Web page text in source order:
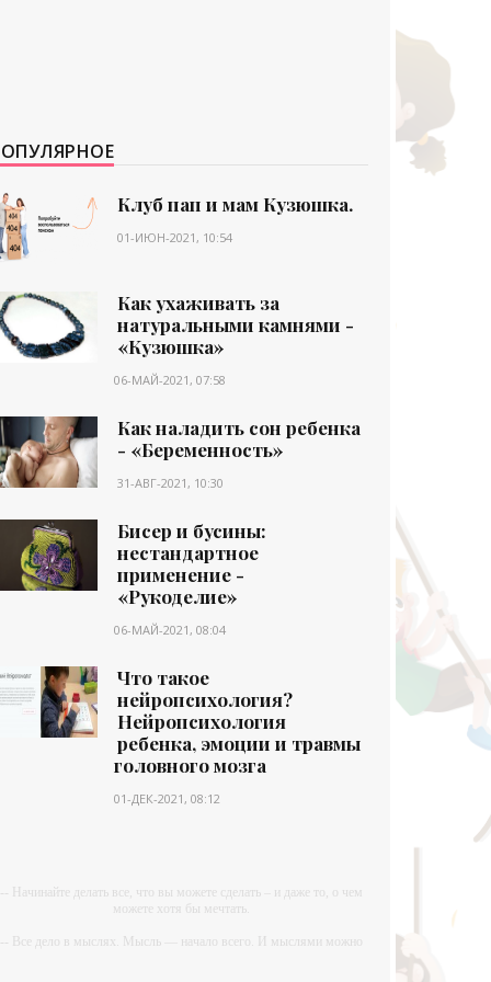
Клуб пап и мам Кузюшка.
01-ИЮН-2021, 10:54
Как ухаживать за
натуральными камнями -
«Кузюшка»
06-МАЙ-2021, 07:58
Как наладить сон ребенка
- «Беременность»
31-АВГ-2021, 10:30
Бисер и бусины:
нестандартное
применение -
«Рукоделие»
06-МАЙ-2021, 08:04
Что такое
нейропсихология?
Нейропсихология
ребенка, эмоции и травмы
головного мозга
01-ДЕК-2021, 08:12
-- Начинайте делать все, что вы можете сделать – и даже то, о чем
можете хотя бы мечтать.
-- Все дело в мыслях. Мысль — начало всего. И мыслями можно